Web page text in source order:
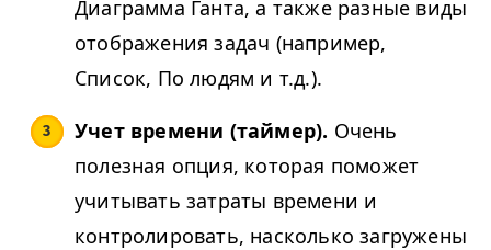
Диаграмма Ганта, а также разные виды
отображения задач (например,
Список, По людям и т.д.).
Учет времени (таймер). Очень
полезная опция, которая поможет
учитывать затраты времени и
контролировать, насколько загружены